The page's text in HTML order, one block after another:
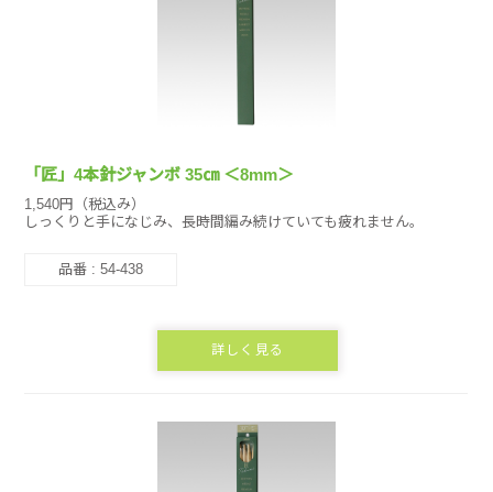
「匠」4本針ジャンボ 35㎝ ＜8mm＞
1,540円（税込み）
しっくりと手になじみ、長時間編み続けていても疲れません。
品番 : 54-438
詳しく見る